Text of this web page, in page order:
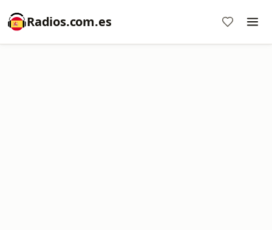
Radios.com.es